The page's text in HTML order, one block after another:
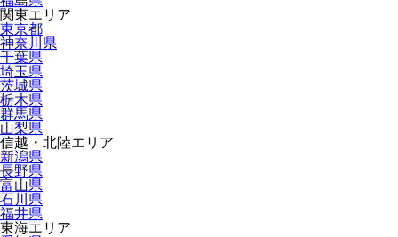
関東エリア
東京都
神奈川県
千葉県
埼玉県
茨城県
栃木県
群馬県
山梨県
信越・北陸エリア
新潟県
長野県
富山県
石川県
福井県
東海エリア